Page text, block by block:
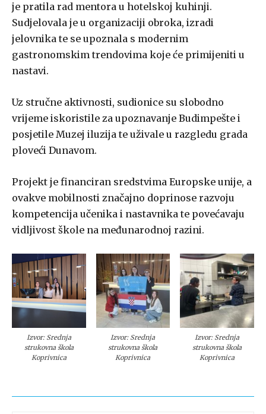
je pratila rad mentora u hotelskoj kuhinji.
Sudjelovala je u organizaciji obroka, izradi
jelovnika te se upoznala s modernim
gastronomskim trendovima koje će primijeniti u
nastavi.
Uz stručne aktivnosti, sudionice su slobodno
vrijeme iskoristile za upoznavanje Budimpešte i
posjetile Muzej iluzija te uživale u razgledu grada
ploveći Dunavom.
Projekt je financiran sredstvima Europske unije, a
ovakve mobilnosti značajno doprinose razvoju
kompetencija učenika i nastavnika te povećavaju
vidljivost škole na međunarodnoj razini.
Izvor: Srednja
strukovna škola
Koprivnica
Izvor: Srednja
strukovna škola
Koprivnica
Izvor: Srednja
strukovna škola
Koprivnica